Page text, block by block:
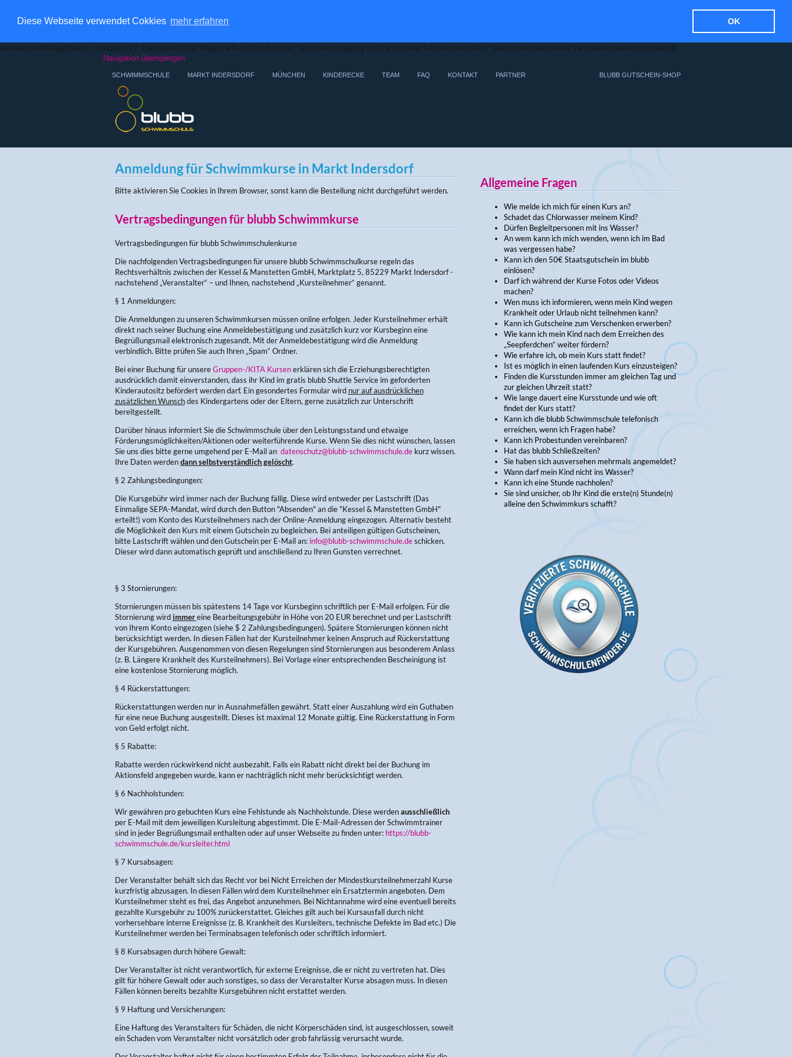
Diese Webseite verwendet Cokkies mehr erfahren OK
window.chatWidgetReady = function() { /* the moinAI Chat Widget will call this function * upon bootstrapping itself and having full interoperability * place your code in here */window.knowhere.api.open()}
Navigation überspringen
SCHWIMMSCHULE MARKT INDERSDORF MÜNCHEN KINDERECKE TEAM FAQ KONTAKT PARTNER BLUBB GUTSCHEIN-SHOP
Allgemeine Fragen
Wie melde ich mich für einen Kurs an?
Schadet das Chlorwasser meinem Kind?
Dürfen Begleitpersonen mit ins Wasser?
An wem kann ich mich wenden, wenn ich im Bad
was vergessen habe?
Kann ich den 50€ Staatsgutschein im blubb
einlösen?
Darf ich während der Kurse Fotos oder Videos
machen?
Wen muss ich informieren, wenn mein Kind wegen
Krankheit oder Urlaub nicht teilnehmen kann?
Kann ich Gutscheine zum Verschenken erwerben?
Wie kann ich mein Kind nach dem Erreichen des
„Seepferdchen“ weiter fördern?
Wie erfahre ich, ob mein Kurs statt findet?
Ist es möglich in einen laufenden Kurs einzusteigen?
Finden die Kursstunden immer am gleichen Tag und
zur gleichen Uhrzeit statt?
Wie lange dauert eine Kursstunde und wie oft
findet der Kurs statt?
Kann ich die blubb Schwimmschule telefonisch
erreichen, wenn ich Fragen habe?
Kann ich Probestunden vereinbaren?
Hat das blubb Schließzeiten?
Sie haben sich ausversehen mehrmals angemeldet?
Wann darf mein Kind nicht ins Wasser?
Kann ich eine Stunde nachholen?
Sie sind unsicher, ob Ihr Kind die erste(n) Stunde(n)
alleine den Schwimmkurs schafft?
Anmeldung für Schwimmkurse in Markt Indersdorf
Bitte aktivieren Sie Cookies in Ihrem Browser, sonst kann die Bestellung nicht durchgeführt werden.
Vertragsbedingungen für blubb Schwimmkurse
Vertragsbedingungen für blubb Schwimmschulenkurse
Die nachfolgenden Vertragsbedingungen für unsere blubb Schwimmschulkurse regeln das
Rechtsverhältnis zwischen der Kessel & Manstetten GmbH, Marktplatz 5, 85229 Markt Indersdorf -
nachstehend „Veranstalter“ – und Ihnen, nachstehend „Kursteilnehmer“ genannt.
§ 1 Anmeldungen:
Die Anmeldungen zu unseren Schwimmkursen müssen online erfolgen. Jeder Kursteilnehmer erhält
direkt nach seiner Buchung eine Anmeldebestätigung und zusätzlich kurz vor Kursbeginn eine
Begrüßungsmail elektronisch zugesandt. Mit der Anmeldebestätigung wird die Anmeldung
verbindlich. Bitte prüfen Sie auch Ihren „Spam“ Ordner.
Bei einer Buchung für unsereGruppen-/KITA Kursenerklären sich die Erziehungsberechtigten
ausdrücklich damit einverstanden, dass ihr Kind im gratis blubb Shuttle Service im geforderten
Kinderautositz befördert werden darf. Ein gesondertes Formular wird nur auf ausdrücklichen
zusätzlichen Wunschdes Kindergartens oder der Eltern, gerne zusätzlich zur Unterschrift
bereitgestellt.
Darüber hinaus informiert Sie die Schwimmschule über den Leistungsstand und etwaige
Förderungsmöglichkeiten/Aktionen oder weiterführende Kurse. Wenn Sie dies nicht wünschen, lassen
Sie uns dies bitte gerne umgehend per E-Mail an datenschutz@blubb-schwimmschule.dekurz wissen.
Ihre Daten werdendann selbstverständlich gelöscht.
§ 2 Zahlungsbedingungen:
Die Kursgebühr wird immer nach der Buchung fällig. Diese wird entweder per Lastschrift (Das
Einmalige SEPA-Mandat, wird durch den Button "Absenden" an die "Kessel & Manstetten GmbH"
erteilt!) vom Konto des Kursteilnehmers nach der Online-Anmeldung eingezogen. Alternativ besteht
die Möglichkeit den Kurs mit einem Gutschein zu begleichen. Bei anteiligen gültigen Gutscheinen,
bitte Lastschrift wählen und den Gutschein per E-Mail an: info@blubb-schwimmschule.deschicken.
Dieser wird dann automatisch geprüft und anschließend zu Ihren Gunsten verrechnet.
§ 3 Stornierungen:
Stornierungen müssen bis spätestens 14 Tage vor Kursbeginn schriftlich per E-Mail erfolgen. Für die
Stornierung wirdimmer eine Bearbeitungsgebühr in Höhe von 20 EUR berechnet und per Lastschrift
von Ihrem Konto eingezogen (siehe $ 2 Zahlungsbedingungen). Spätere Stornierungen können nicht
berücksichtigt werden. In diesen Fällen hat der Kursteilnehmer keinen Anspruch auf Rückerstattung
der Kursgebühren. Ausgenommen von diesen Regelungen sind Stornierungen aus besonderem Anlass
(z. B. Längere Krankheit des Kursteilnehmers). Bei Vorlage einer entsprechenden Bescheinigung ist
eine kostenlose Stornierung möglich.
§ 4 Rückerstattungen:
Rückerstattungen werden nur in Ausnahmefällen gewährt. Statt einer Auszahlung wird ein Guthaben
für eine neue Buchung ausgestellt. Dieses ist maximal 12 Monate gültig. Eine Rückerstattung in Form
von Geld erfolgt nicht.
§ 5 Rabatte:
Rabatte werden rückwirkend nicht ausbezahlt. Falls ein Rabatt nicht direkt bei der Buchung im
Aktionsfeld angegeben wurde, kann er nachträglich nicht mehr berücksichtigt werden.
§ 6 Nachholstunden:
Wir gewähren pro gebuchten Kurs eine Fehlstunde als Nachholstunde. Diese werdenausschließlich
per E-Mail mit dem jeweiligen Kursleitung abgestimmt. Die E-Mail-Adressen der Schwimmtrainer
sind in jeder Begrüßungsmail enthalten oder auf unser Webseite zu finden unter: https://blubb-
schwimmschule.de/kursleiter.html
§ 7 Kursabsagen:
Der Veranstalter behält sich das Recht vor bei Nicht Erreichen der Mindestkursteilnehmerzahl Kurse
kurzfristig abzusagen. In diesen Fällen wird dem Kursteilnehmer ein Ersatztermin angeboten. Dem
Kursteilnehmer steht es frei, das Angebot anzunehmen. Bei Nichtannahme wird eine eventuell bereits
gezahlte Kursgebühr zu 100% zurückerstattet. Gleiches gilt auch bei Kursausfall durch nicht
vorhersehbare interne Ereignisse (z. B. Krankheit des Kursleiters, technische Defekte im Bad etc.) Die
Kursteilnehmer werden bei Terminabsagen telefonisch oder schriftlich informiert.
§ 8 Kursabsagen durch höhere Gewalt:
Der Veranstalter ist nicht verantwortlich, für externe Ereignisse, die er nicht zu vertreten hat. Dies
gilt für höhere Gewalt oder auch sonstiges, so dass der Veranstalter Kurse absagen muss. In diesen
Fällen können bereits bezahlte Kursgebühren nicht erstattet werden.
§ 9 Haftung und Versicherungen:
Eine Haftung des Veranstalters für Schäden, die nicht Körperschäden sind, ist ausgeschlossen, soweit
ein Schaden vom Veranstalter nicht vorsätzlich oder grob fahrlässig verursacht wurde.